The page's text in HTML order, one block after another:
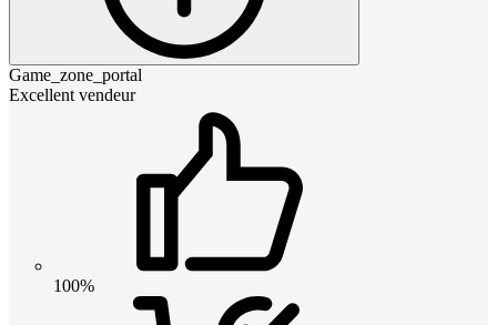
Game_zone_portal
Excellent vendeur
100%